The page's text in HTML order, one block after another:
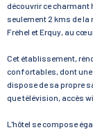
découvrir ce charmant
seulement 2 kms de la
Fréhel et Erquy, au
Cet établissement,
confortables, dont une
dispose de sa propre
que télévision, accès
L'hôtel se compose